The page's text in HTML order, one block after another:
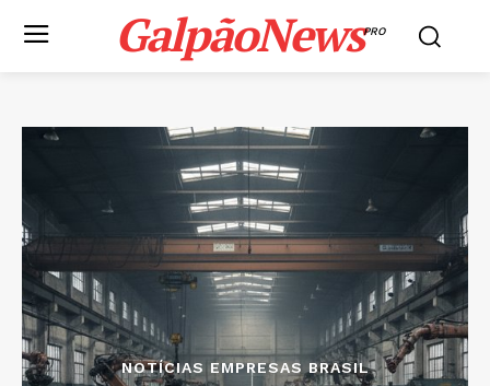
GalpãoNewsPRO
NOTÍCIAS EMPRESAS BRASIL